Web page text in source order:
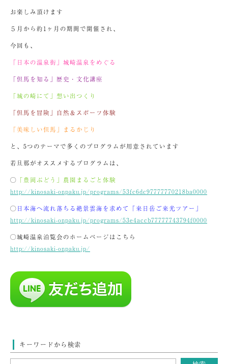
お楽しみ頂けます
５月から約1ヶ月の期間で開催され、
今回も、
「日本の温泉街」城崎温泉をめぐる
「但馬を知る」歴史・文化講座
「城の崎にて」想い出つくり
「但馬を冒険」自然＆スポーツ体験
「美味しい但馬」まるかじり
と、5つのテーマで多くのプログラムが用意されています
若旦那がオススメするプログラムは、
◯ 「豊岡ぶどう」農園まるごと体験
http://kinosaki-onpaku.jp/programs/53fc6dc97777770218ba0000
◯日本海へ流れ落ちる絶景雲海を求めて「来日岳ご来光ツアー」
http://kinosaki-onpaku.jp/programs/53e4accb77777743794f0000
◯城崎温泉泊覧会のホームページはこちら
http://kinosaki-onpaku.jp/
キーワードから検索